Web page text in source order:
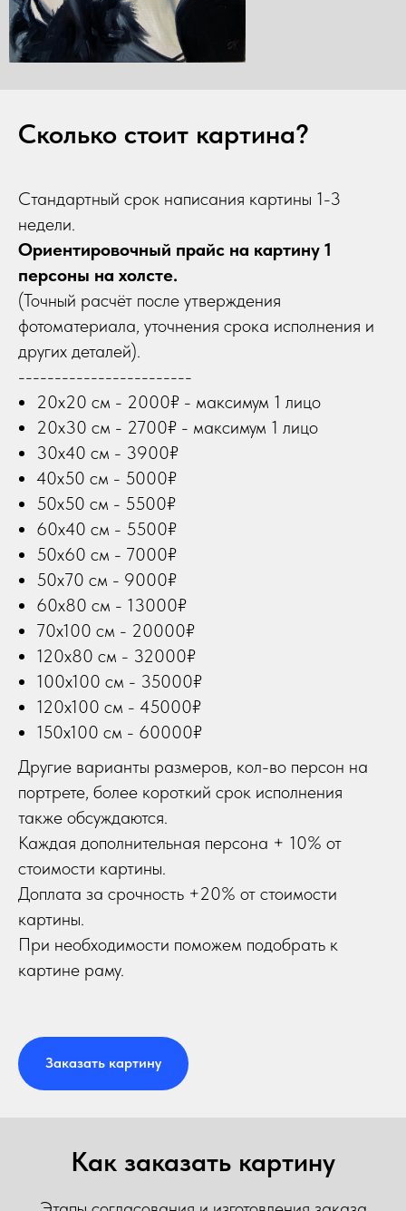
Сколько стоит картина?
Стандартный срок написания картины 1-3
недели.
Ориентировочный прайс на картину 1
персоны на холсте.
(Точный расчёт после утверждения
фотоматериала, уточнения срока исполнения и
других деталей).
------------------------
20х20 см - 2000₽ - максимум 1 лицо
20х30 см - 2700₽ - максимум 1 лицо
30х40 см - 3900₽
40х50 см - 5000₽
50х50 см - 5500₽
60х40 см - 5500₽
50х60 см - 7000₽
50х70 см - 9000₽
60х80 см - 13000₽
70х100 см - 20000₽
120х80 см - 32000₽
100х100 см - 35000₽
120х100 см - 45000₽
150х100 см - 60000₽
Другие варианты размеров, кол-во персон на
портрете, более короткий срок исполнения
также обсуждаются.
Каждая дополнительная персона + 10% от
стоимости картины.
Доплата за срочность +20% от стоимости
картины.
При необходимости поможем подобрать к
картине раму.
Заказать картину
Как заказать картину